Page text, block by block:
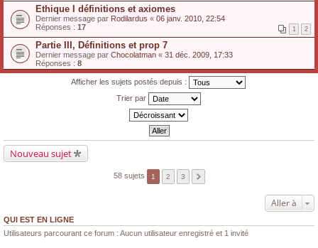
Ethique I définitions et axiomes
Dernier message par Rodilardus « 06 janv. 2010, 22:54
Réponses : 17 1 2
Partie III, Définitions et prop 7
Dernier message par Chocolatman « 31 déc. 2009, 17:33
Réponses : 8
Afficher les sujets postés depuis :
Trier par
Nouveau sujet
58 sujets 1 2 3
Aller à
QUI EST EN LIGNE
Utilisateurs parcourant ce forum : Aucun utilisateur enregistré et 1 invité